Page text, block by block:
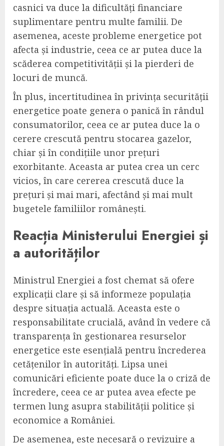
casnici va duce la dificultăți financiare
suplimentare pentru multe familii. De
asemenea, aceste probleme energetice pot
afecta și industrie, ceea ce ar putea duce la
scăderea competitivității și la pierderi de
locuri de muncă.
În plus, incertitudinea în privința securității
energetice poate genera o panică în rândul
consumatorilor, ceea ce ar putea duce la o
cerere crescută pentru stocarea gazelor,
chiar și în condițiile unor prețuri
exorbitante. Aceasta ar putea crea un cerc
vicios, în care cererea crescută duce la
prețuri și mai mari, afectând și mai mult
bugetele familiilor românești.
Reacția Ministerului Energiei și
a autorităților
Ministrul Energiei a fost chemat să ofere
explicații clare și să informeze populația
despre situația actuală. Aceasta este o
responsabilitate crucială, având în vedere că
transparența în gestionarea resurselor
energetice este esențială pentru încrederea
cetățenilor în autorități. Lipsa unei
comunicări eficiente poate duce la o criză de
încredere, ceea ce ar putea avea efecte pe
termen lung asupra stabilității politice și
economice a României.
De asemenea, este necesară o revizuire a